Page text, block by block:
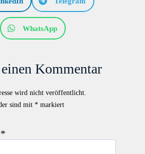
WhatsApp
Kommentar
wird nicht veröffentlicht.
sind mit *markiert
*